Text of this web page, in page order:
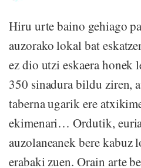
Hiru urte baino gehiago
auzorako lokal bat
ez dio utzi eskaera honek
350 sinadura bildu ziren,
taberna ugarik ere
ekimenari… Ordutik,
auzolaneanek bere kabuz
erabaki zuen. Orain arte